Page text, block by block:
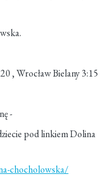
, Wrocław Bielany 3:15
-
pod linkiem Dolina
chocholowska/